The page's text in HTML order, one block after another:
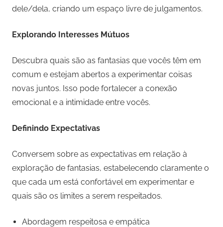
dele/dela, criando um espaço livre de julgamentos.
Explorando Interesses Mútuos
Descubra quais são as fantasias que vocês têm em
comum e estejam abertos a experimentar coisas
novas juntos. Isso pode fortalecer a conexão
emocional e a intimidade entre vocês.
Definindo Expectativas
Conversem sobre as expectativas em relação à
exploração de fantasias, estabelecendo claramente o
que cada um está confortável em experimentar e
quais são os limites a serem respeitados.
Abordagem respeitosa e empática